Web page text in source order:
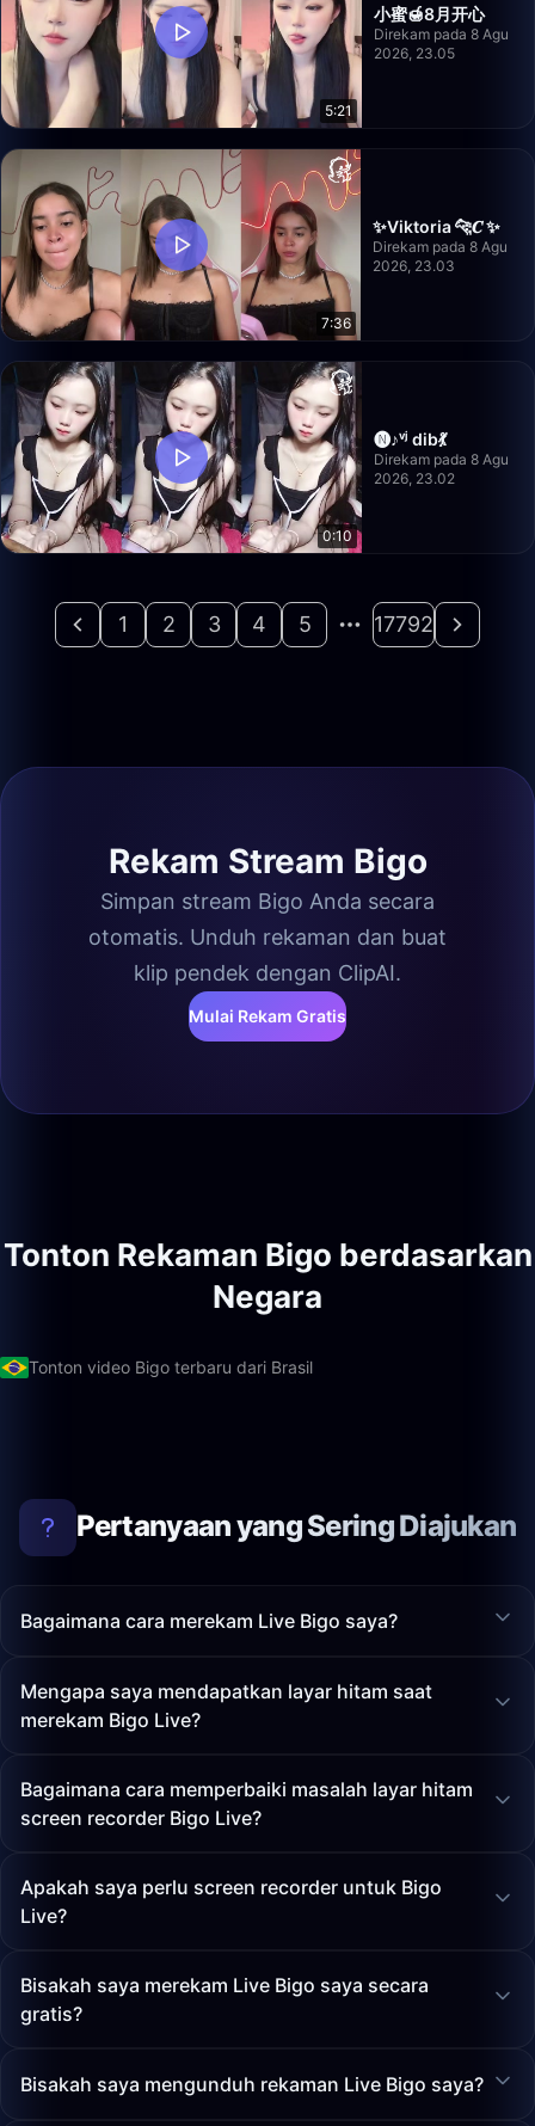
5:21
小蜜🍯8月开心
Direkam pada 8 Agu
2026, 23.05
7:36
✨Viktoria 🐆𝑪 ✨
Direkam pada 8 Agu
2026, 23.03
0:10
🅝︎♪ᵛʲ dib💃
Direkam pada 8 Agu
2026, 23.02
1 2 3 4 5 17792
Rekam Stream Bigo
Simpan stream Bigo Anda secara
otomatis. Unduh rekaman dan buat
klip pendek dengan ClipAI.
Mulai Rekam Gratis
Tonton Rekaman Bigo berdasarkan
Negara
Tonton video Bigo terbaru dari Brasil
Pertanyaan yang Sering Diajukan
Bagaimana cara merekam Live Bigo saya?
Mengapa saya mendapatkan layar hitam saat
merekam Bigo Live?
Bagaimana cara memperbaiki masalah layar hitam
screen recorder Bigo Live?
Apakah saya perlu screen recorder untuk Bigo
Live?
Bisakah saya merekam Live Bigo saya secara
gratis?
Bisakah saya mengunduh rekaman Live Bigo saya?